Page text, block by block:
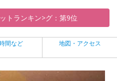
トランキン>グ：第9位
間など 地図・アクセス